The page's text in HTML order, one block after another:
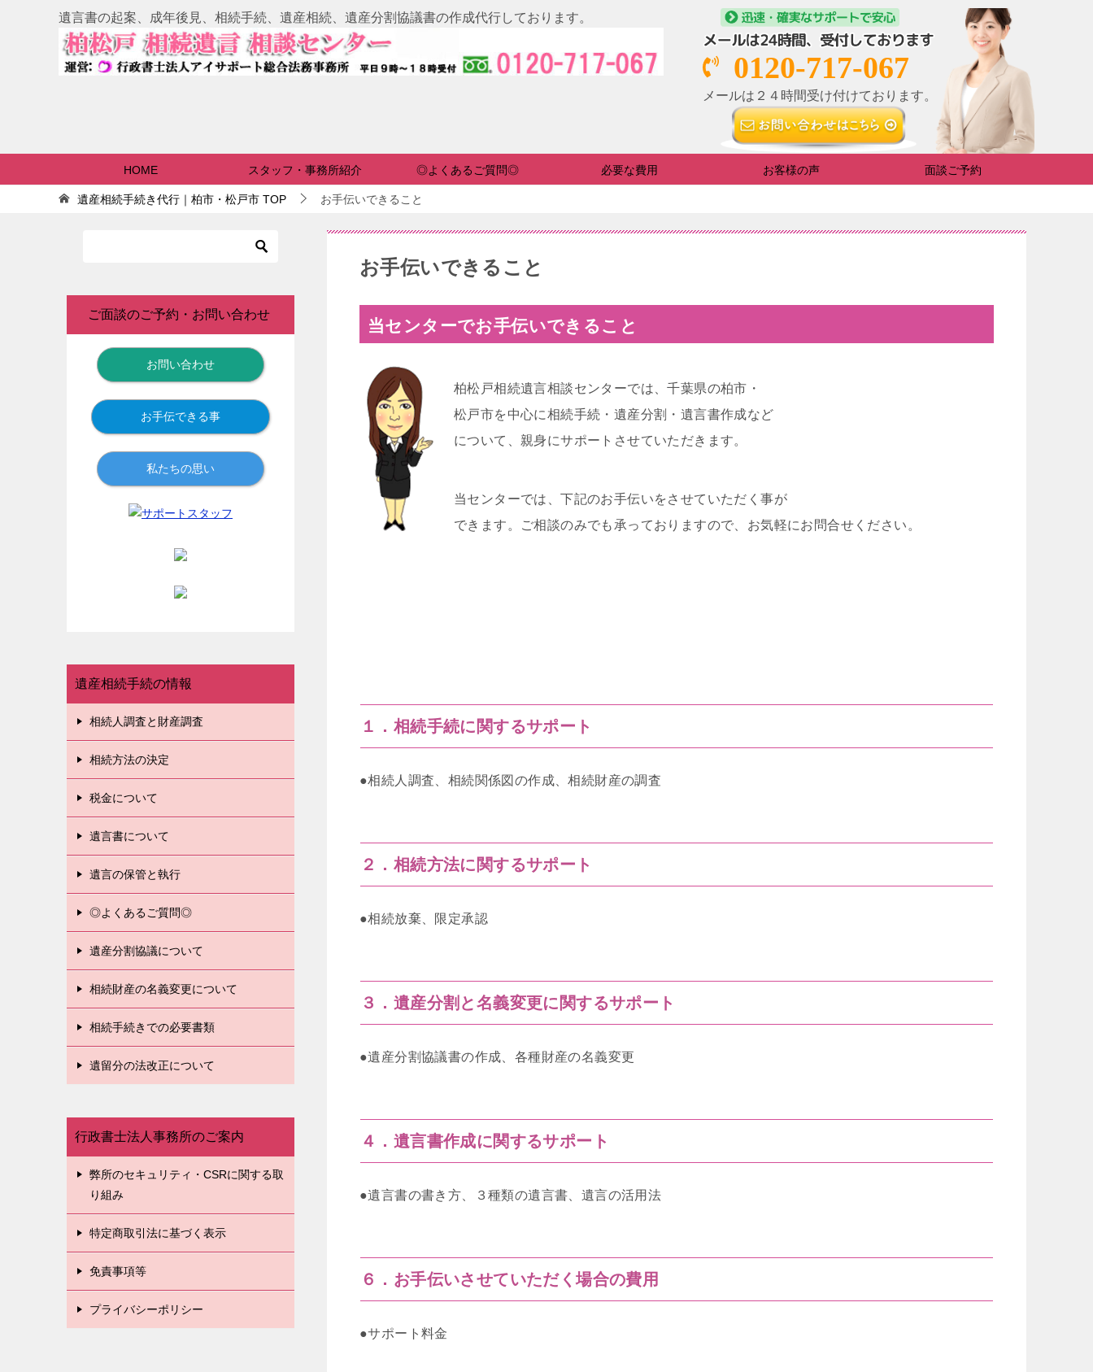
遺言書の起案、成年後見、相続手続、遺産相続、遺産分割協議書の作成代行しております。
0120-717-067
メールは２４時間受け付けております。
HOME スタッフ・事務所紹介 ◎よくあるご質問◎ 必要な費用 お客様の声 面談ご予約
遺産相続手続き代行｜柏市・松戸市 TOP お手伝いできること
お手伝いできること
当センターでお手伝いできること
柏松戸相続遺言相談センターでは、千葉県の柏市・
松戸市を中心に相続手続・遺産分割・遺言書作成など
について、親身にサポートさせていただきます。
当センターでは、下記のお手伝いをさせていただく事が
できます。ご相談のみでも承っておりますので、お気軽にお問合せください。
１．相続手続に関するサポート
●相続人調査、相続関係図の作成、相続財産の調査
２．相続方法に関するサポート
●相続放棄、限定承認
３．遺産分割と名義変更に関するサポート
●遺産分割協議書の作成、各種財産の名義変更
４．遺言書作成に関するサポート
●遺言書の書き方、３種類の遺言書、遺言の活用法
６．お手伝いさせていただく場合の費用
●サポート料金
ご面談のご予約・お問い合わせ
お問い合わせ
お手伝できる事
私たちの思い
遺産相続手続の情報
相続人調査と財産調査
相続方法の決定
税金について
遺言書について
遺言の保管と執行
◎よくあるご質問◎
遺産分割協議について
相続財産の名義変更について
相続手続きでの必要書類
遺留分の法改正について
行政書士法人事務所のご案内
弊所のセキュリティ・CSRに関する取
り組み
特定商取引法に基づく表示
免責事項等
プライバシーポリシー